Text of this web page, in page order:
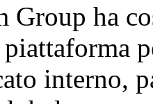
Group ha
interno,